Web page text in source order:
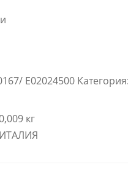
Е02024500 Категория:
кг
ИТАЛИЯ